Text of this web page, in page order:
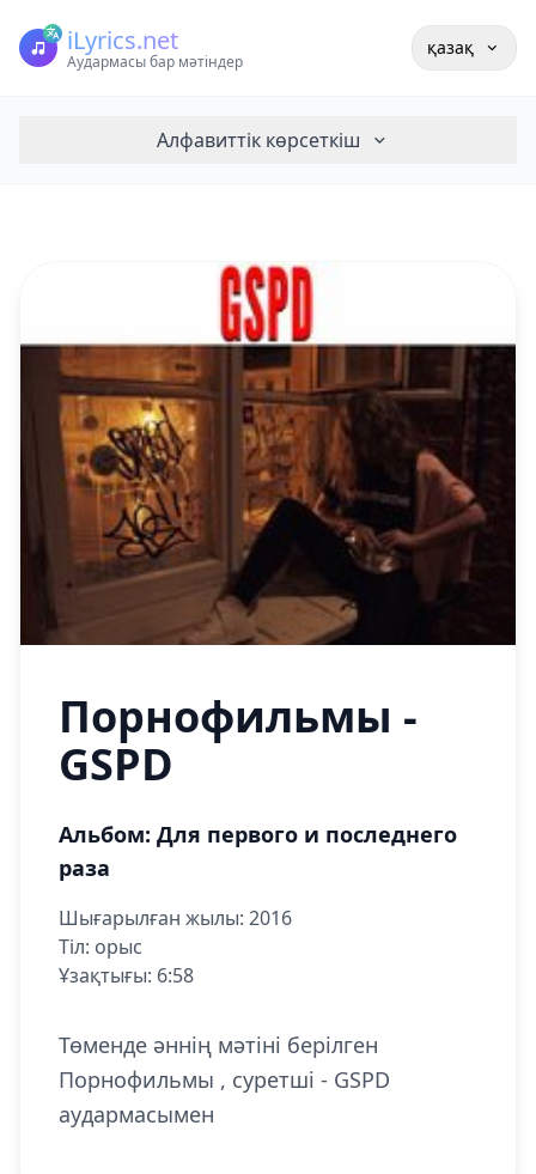
iLyrics.net
Аудармасы бар мәтіндер
қазақ
Алфавиттік көрсеткіш
Порнофильмы -
GSPD
Альбом: Для первого и последнего
раза
Шығарылған жылы: 2016
Тіл: орыс
Ұзақтығы: 6:58
Төменде әннің мәтіні берілген
Порнофильмы , суретші - GSPD
аудармасымен